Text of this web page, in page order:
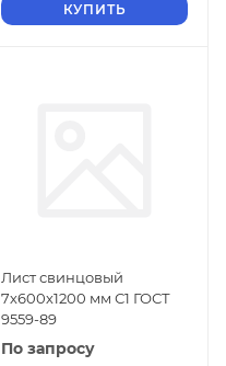
КУПИТЬ
Лист свинцовый
7х600х1200 мм С1 ГОСТ
9559-89
По запросу